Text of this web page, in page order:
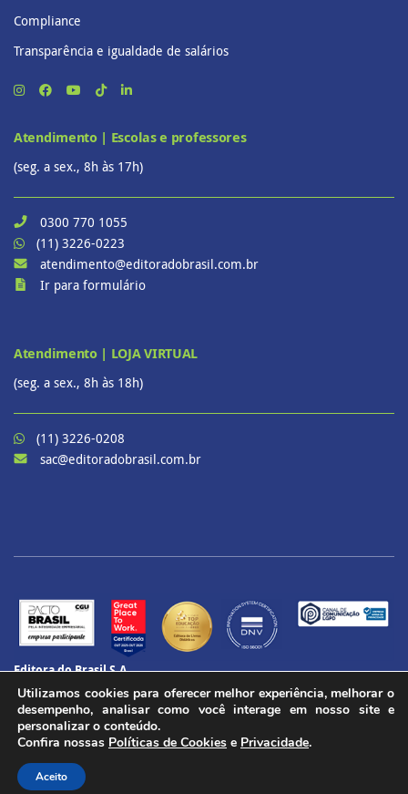
Compliance
Transparência e igualdade de salários
Atendimento | Escolas e professores
(seg. a sex., 8h às 17h)
0300 770 1055
(11) 3226-0223
atendimento@editoradobrasil.com.br
Ir para formulário
Atendimento | LOJA VIRTUAL
(seg. a sex., 8h às 18h)
(11) 3226-0208
sac@editoradobrasil.com.br
Editora do Brasil S.A.
CNPJ: 60.657.574/0001-69
CENU – Avenida das Nações Unidas, 12901 – Torre Oeste, 20º andar
Brooklin Paulista, São Paulo - SP
CEP 04578-910
Todos os direitos reservados.
Utilizamos cookies para oferecer melhor experiência, melhorar o
desempenho, analisar como você interage em nosso site e
personalizar o conteúdo.
Confira nossas Políticas de Cookies e Privacidade.
Aceito